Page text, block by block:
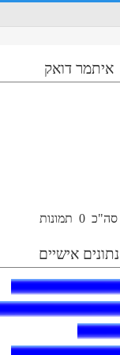
איתמר דואק
סה"כ 0 תמונות
נתונים אישיים